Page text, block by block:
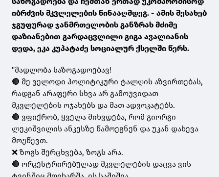
იბრძვის მკვლელების წინააღმდეგ. - ამის შესახებ
ჯგუფურად ჯანმრთელობის განზრახ მძიმე
დაზიანებით გარდაცვლილი გიგა ავალიანის
დედა, ეკა კუპატაძე სოციალურ ქსელში წერს.
"მადლობა საზოგადოებავ!
🔴 მე ველოდი პოლიტიკური ტალღის აზვირთებას,
რადგან არაფერი სხვა არ გამოუვიდათ
მკვლელების ოჯახებს და მათ ადვოკატებს.
🔴 ვფიქრობ, ყველა მიხვდება, რომ გიორგი
ლეკიშვილის ანკესზე წამოეგნენ და უკან დახევა
მოუწევთ.
❌ ზოგს შერცხვება, ზოგს არა.
🔴 ორკესტრირებულად მკვლელების დაცვა ვის